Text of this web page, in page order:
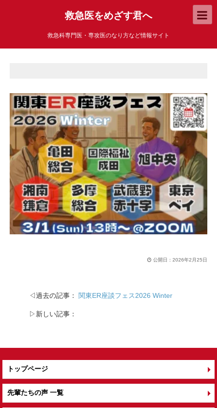
救急医をめざす君へ
救急科専門医・専攻医のなり方など情報サイト
公開日： 2026年2月25日
◁過去の記事： 関東ER座談フェス2026 Winter
▷新しい記事：
トップページ
先輩たちの声 一覧